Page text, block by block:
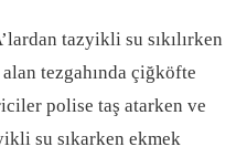
tazyikli su sıkılırken
tezgahında çiğköfte
polise taş atarken ve
su sıkarken ekmek